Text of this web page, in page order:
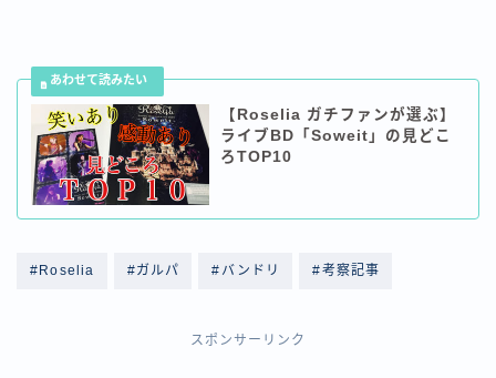
【Roselia ガチファンが選ぶ】
ライブBD「Soweit」の見どこ
ろTOP10
#Roselia #ガルパ #バンドリ #考察記事
スポンサーリンク